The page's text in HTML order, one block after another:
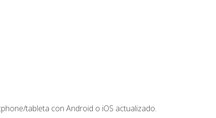
tableta con Android o iOS actualizado.